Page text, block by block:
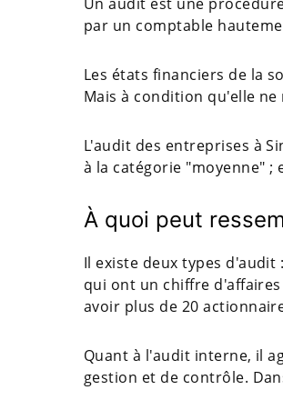
par un comptable
Les états financiers de la
Mais à condition qu'elle
L'audit des entreprises à
à la catégorie "moyenne" ;
À quoi peut
Il existe deux types
qui ont un chiffre
avoir plus de 20
Quant à l'audit interne, il
gestion et de contrôle.